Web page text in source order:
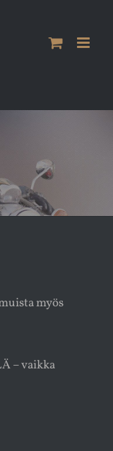
myös
– vaikka